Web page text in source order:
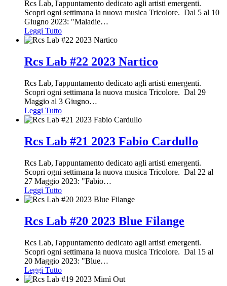
Rcs Lab, l'appuntamento dedicato agli artisti emergenti.
Scopri ogni settimana la nuova musica Tricolore. Dal 5 al 10
Giugno 2023: "Maladie…
Leggi Tutto
Rcs Lab #22 2023 Nartico
Rcs Lab, l'appuntamento dedicato agli artisti emergenti.
Scopri ogni settimana la nuova musica Tricolore. Dal 29
Maggio al 3 Giugno…
Leggi Tutto
Rcs Lab #21 2023 Fabio Cardullo
Rcs Lab, l'appuntamento dedicato agli artisti emergenti.
Scopri ogni settimana la nuova musica Tricolore. Dal 22 al
27 Maggio 2023: "Fabio…
Leggi Tutto
Rcs Lab #20 2023 Blue Filange
Rcs Lab, l'appuntamento dedicato agli artisti emergenti.
Scopri ogni settimana la nuova musica Tricolore. Dal 15 al
20 Maggio 2023: "Blue…
Leggi Tutto